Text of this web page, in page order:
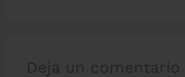
Deja un comentario